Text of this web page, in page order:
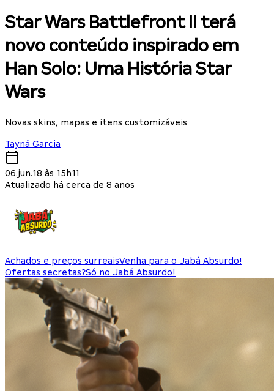
Star Wars Battlefront II terá
novo conteúdo inspirado em
Han Solo: Uma História Star
Wars
Novas skins, mapas e itens customizáveis
Tayná Garcia
06.jun.18 às 15h11
Atualizado há cerca de 8 anos
Achados e preços surreaisVenha para o Jabá Absurdo!
Ofertas secretas?Só no Jabá Absurdo!